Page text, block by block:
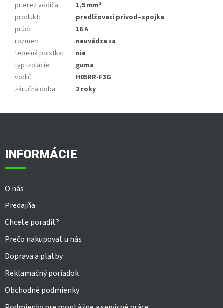
prierez vodiča:
1,5 mm²
produkt:
predlžovací prívod–spojka
prúd:
16 A
rozmer:
neuvádza sa
tepelná poistka:
nie
typ izolácie:
guma
vodič:
H05RR-F3G
záručná doba: 2 roky
INFORMÁCIE
O nás
Predajňa
Chcete poradiť?
Prečo nakupovať u nás
Doprava a platby
Reklamačný poriadok
Obchodné podmienky